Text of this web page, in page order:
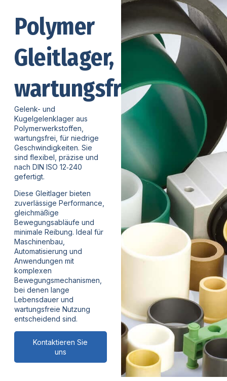
Polymer
Gleitlager,
wartungsfrei
Gelenk- und
Kugelgelenklager aus
Polymerwerkstoffen,
wartungsfrei, für niedrige
Geschwindigkeiten. Sie
sind flexibel, präzise und
nach DIN ISO 12‑240
gefertigt.
Diese Gleitlager bieten
zuverlässige Performance,
gleichmäßige
Bewegungsabläufe und
minimale Reibung. Ideal für
Maschinenbau,
Automatisierung und
Anwendungen mit
komplexen
Bewegungsmechanismen,
bei denen lange
Lebensdauer und
wartungsfreie Nutzung
entscheidend sind.
Kontaktieren Sie
uns